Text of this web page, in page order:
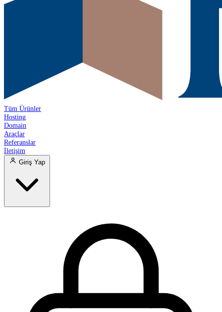
Tüm Ürünler
Hosting
Domain
Araçlar
Referanslar
İletişim
Giriş Yap